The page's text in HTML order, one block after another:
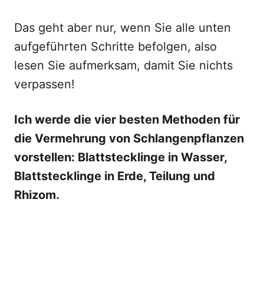
Das geht aber nur, wenn Sie alle unten
aufgeführten Schritte befolgen, also
lesen Sie aufmerksam, damit Sie nichts
verpassen!
Ich werde die vier besten Methoden für
die Vermehrung von Schlangenpflanzen
vorstellen: Blattstecklinge in Wasser,
Blattstecklinge in Erde, Teilung und
Rhizom.